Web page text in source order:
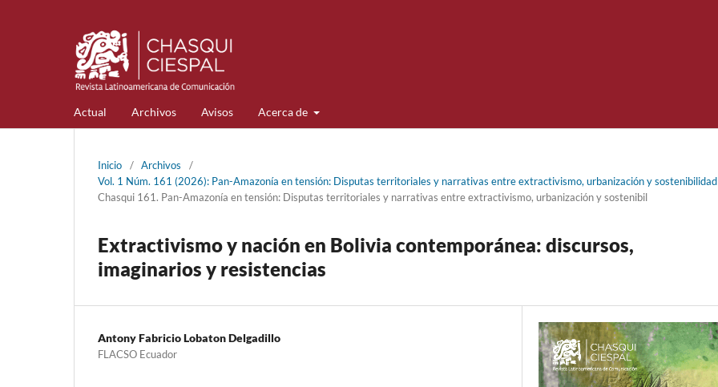
Actual Archivos Avisos Acerca de
Inicio / Archivos
/
Vol. 1 Núm. 161 (2026): Pan-Amazonía en tensión: Disputas territoriales y narrativas entre extractivismo, urbanización y sostenibilidad
Chasqui 161. Pan-Amazonía en tensión: Disputas territoriales y narrativas entre extractivismo, urbanización y sostenibil
Extractivismo y nación en Bolivia contemporánea: discursos,
imaginarios y resistencias
Antony Fabricio Lobaton Delgadillo
FLACSO Ecuador